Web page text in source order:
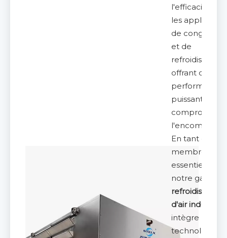
l'efficacité
les
de
et de
offrant des
performances
puissantes
En tant que
membre
essentiel de
notre
refroidisseurs
d'air
intègre une
technologie